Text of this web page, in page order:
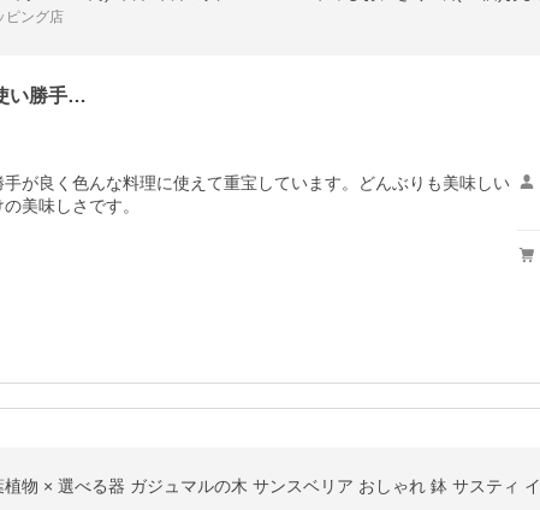
ピング店
い勝手…
が良く色んな料理に使えて重宝しています。どんぶりも美味しい
美味しさです。